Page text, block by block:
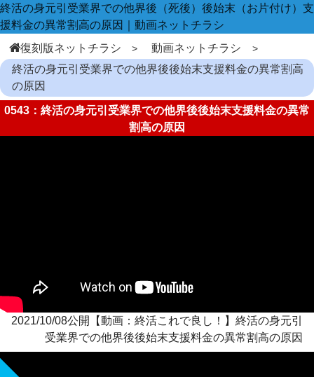
終活の身元引受業界での他界後（死後）後始末（お片付け）支
援料金の異常割高の原因｜動画ネットチラシ
復刻版ネットチラシ
動画ネットチラシ
終活の身元引受業界での他界後後始末支援料金の異常割高
の原因
0543：終活の身元引受業界での他界後後始末支援料金の異常
割高の原因
2021/10/08公開【動画：終活これで良し！】終活の身元引
受業界での他界後後始末支援料金の異常割高の原因